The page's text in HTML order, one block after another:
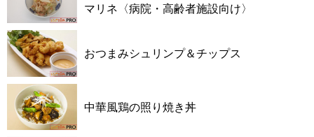
マリネ〈病院・高齢者施設向け〉
おつまみシュリンプ＆チップス
中華風鶏の照り焼き丼